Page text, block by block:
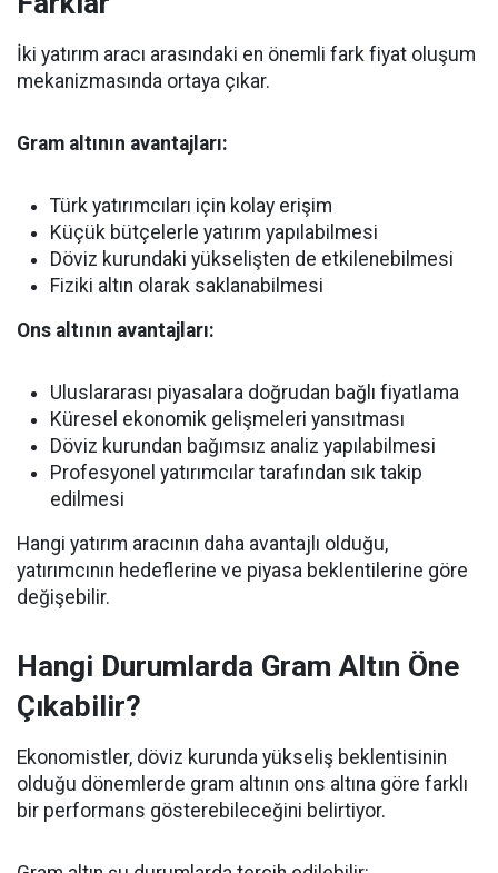
İki yatırım aracı arasındaki en önemli fark fiyat oluşum
mekanizmasında ortaya çıkar.
Gram altının avantajları:
Türk yatırımcıları için kolay erişim
Küçük bütçelerle yatırım yapılabilmesi
Döviz kurundaki yükselişten de etkilenebilmesi
Fiziki altın olarak saklanabilmesi
Ons altının avantajları:
Uluslararası piyasalara doğrudan bağlı fiyatlama
Küresel ekonomik gelişmeleri yansıtması
Döviz kurundan bağımsız analiz yapılabilmesi
Profesyonel yatırımcılar tarafından sık takip
edilmesi
Hangi yatırım aracının daha avantajlı olduğu,
yatırımcının hedeflerine ve piyasa beklentilerine göre
değişebilir.
Hangi Durumlarda Gram Altın Öne
Çıkabilir?
Ekonomistler, döviz kurunda yükseliş beklentisinin
olduğu dönemlerde gram altının ons altına göre farklı
bir performans gösterebileceğini belirtiyor.